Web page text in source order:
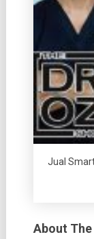
Jual
About